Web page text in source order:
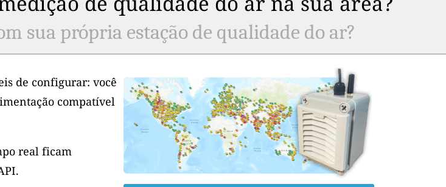
sua própria estação de qualidade do ar?
de configurar: você
compatível
real ficam